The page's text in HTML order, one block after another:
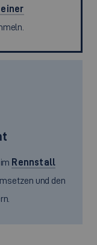
Rennstall
und den